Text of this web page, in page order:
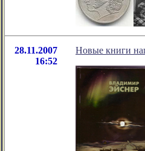
28.11.2007
16:52
Новые книги